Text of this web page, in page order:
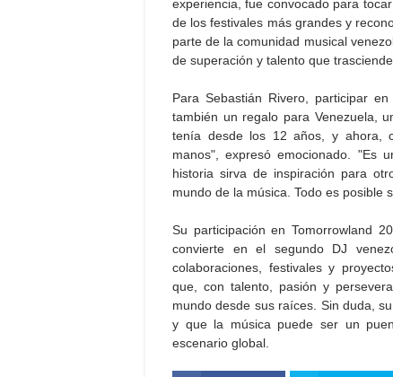
experiencia, fue convocado para
de los festivales más grandes y
parte de la comunidad musical
de superación y talento que
Para Sebastián Rivero, participar
también un regalo para Venezuela,
tenía desde los 12 años, y ahora,
manos", expresó emocionado. "Es
historia sirva de inspiración para
mundo de la música. Todo es posible
Su participación en Tomorrowland
convierte en el segundo DJ
colaboraciones, festivales y
que, con talento, pasión y
mundo desde sus raíces. Sin duda,
y que la música puede ser un
escenario global.